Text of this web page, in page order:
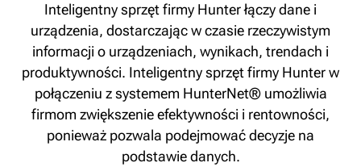
Inteligentny sprzęt firmy Hunter łączy dane i
urządzenia, dostarczając w czasie rzeczywistym
informacji o urządzeniach, wynikach, trendach i
produktywności. Inteligentny sprzęt firmy Hunter w
połączeniu z systemem HunterNet® umożliwia
firmom zwiększenie efektywności i rentowności,
ponieważ pozwala podejmować decyzje na
podstawie danych.